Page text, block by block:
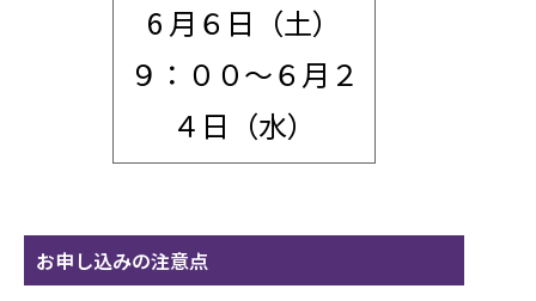
6 月６日（土）
９：００～６月２
４日（水）
お申し込みの注意点